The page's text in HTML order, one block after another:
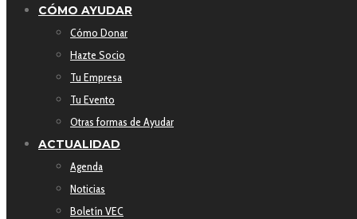
CÓMO AYUDAR
Cómo Donar
Hazte Socio
Tu Empresa
Tu Evento
Otras formas de Ayudar
ACTUALIDAD
Agenda
Noticias
Boletín VEC